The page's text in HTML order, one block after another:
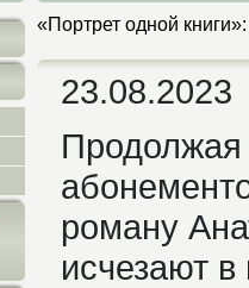
«Портрет одной
23.08.2023
Продолжая
роману
исчезают